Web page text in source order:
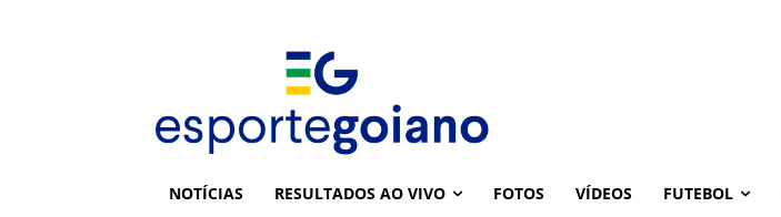
NOTÍCIAS RESULTADOS AO VIVO FOTOS VÍDEOS FUTEBOL